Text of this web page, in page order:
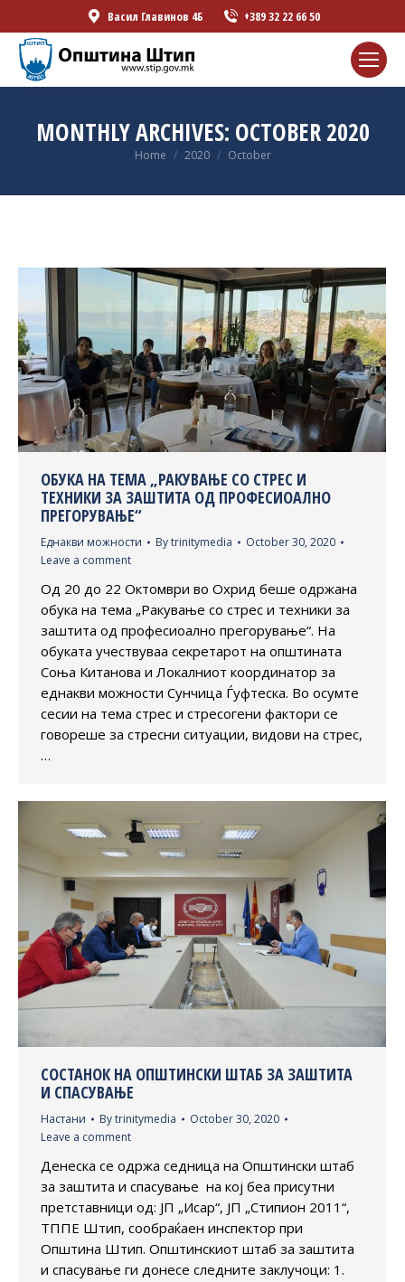
Васил Главинов 4Б +389 32 22 66 50
MONTHLY ARCHIVES: OCTOBER 2020
You are here:
Home 2020 October
ОБУКА НА ТЕМА „РАКУВАЊЕ СО СТРЕС И
ТЕХНИКИ ЗА ЗАШТИТА ОД ПРОФЕСИОАЛНО
ПРЕГОРУВАЊЕ“
Еднакви можности Bytrinitymedia
October 30, 2020
Leave a comment
Од 20 до 22 Октомври во Охрид беше одржана
обука на тема „Ракување со стрес и техники за
заштита од професиоално прегорување“. На
обуката учествуваа секретарот на општината
Соња Китанова и Локалниот координатор за
еднакви можности Сунчица Ѓуфтеска. Во осумте
сесии на тема стрес и стресогени фактори се
говореше за стресни ситуации, видови на стрес,
…
СОСТАНОК НА ОПШТИНСКИ ШТАБ ЗА ЗАШТИТА
И СПАСУВАЊЕ
Настани Bytrinitymedia
October 30, 2020
Leave a comment
Денеска се одржа седница на Општински штаб
за заштита и спасување на кој беа присутни
претставници од: ЈП „Исар“, ЈП „Стипион 2011“,
ТППЕ Штип, сообраќаен инспектор при
Општина Штип. Општинскиот штаб за заштита
и спасување ги донесе следните заклучоци: 1.